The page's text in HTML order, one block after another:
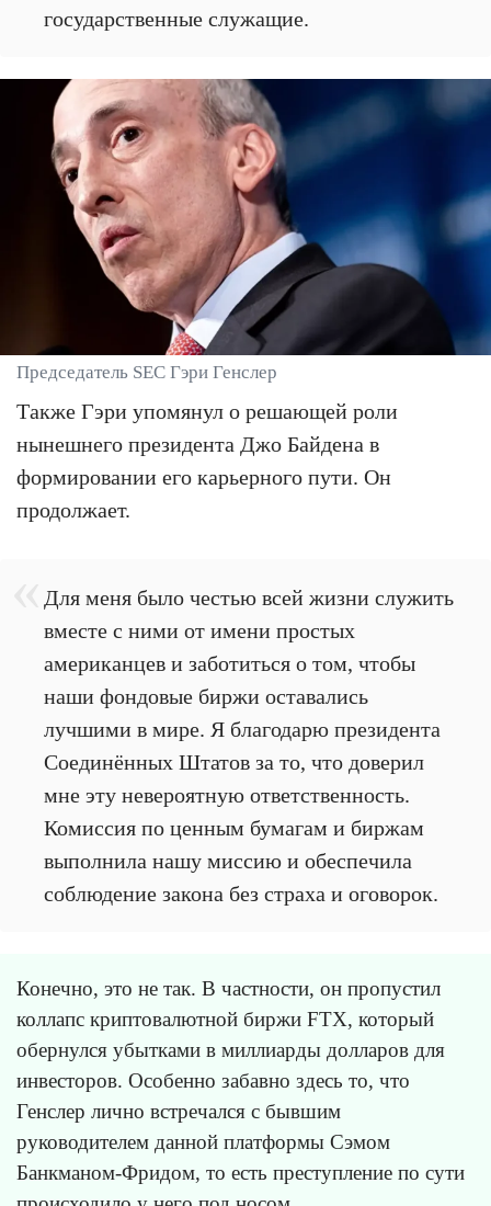
государственные служащие.
Председатель SEC Гэри Генслер
Также Гэри упомянул о решающей роли
нынешнего президента Джо Байдена в
формировании его карьерного пути. Он
продолжает.
Для меня было честью всей жизни служить
вместе с ними от имени простых
американцев и заботиться о том, чтобы
наши фондовые биржи оставались
лучшими в мире. Я благодарю президента
Соединённых Штатов за то, что доверил
мне эту невероятную ответственность.
Комиссия по ценным бумагам и биржам
выполнила нашу миссию и обеспечила
соблюдение закона без страха и оговорок.
Конечно, это не так. В частности, он пропустил
коллапс криптовалютной биржи FTX, который
обернулся убытками в миллиарды долларов для
инвесторов. Особенно забавно здесь то, что
Генслер лично встречался с бывшим
руководителем данной платформы Сэмом
Банкманом-Фридом, то есть преступление по сути